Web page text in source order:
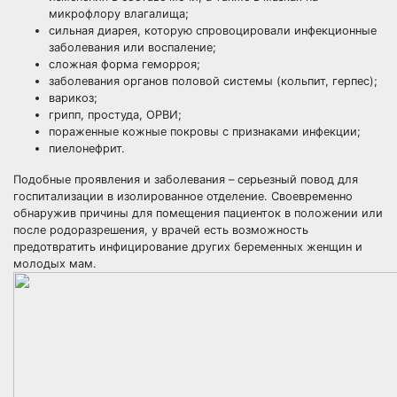
микрофлору влагалища;
сильная диарея, которую спровоцировали инфекционные
заболевания или воспаление;
сложная форма геморроя;
заболевания органов половой системы (кольпит, герпес);
варикоз;
грипп, простуда, ОРВИ;
пораженные кожные покровы с признаками инфекции;
пиелонефрит.
Подобные проявления и заболевания – серьезный повод для
госпитализации в изолированное отделение. Своевременно
обнаружив причины для помещения пациенток в положении или
после родоразрешения, у врачей есть возможность
предотвратить инфицирование других беременных женщин и
молодых мам.